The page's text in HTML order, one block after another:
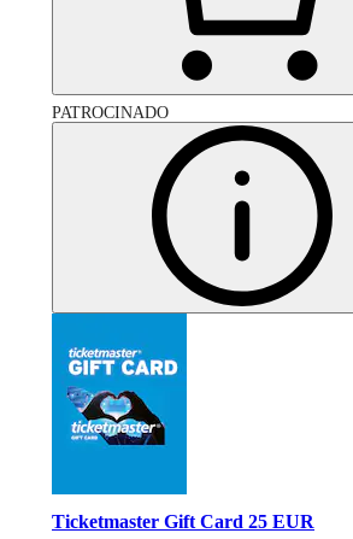
PATROCINADO
Ticketmaster Gift Card 25 EUR